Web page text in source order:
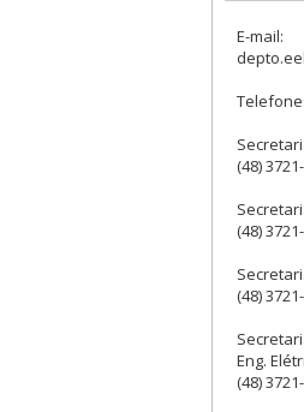
E-mail:
(48)
(48)
(48)
Eng.
(48)